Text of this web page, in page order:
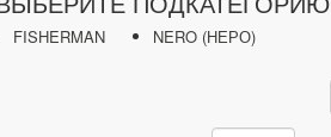
FISHERMAN NERO (НЕРО)